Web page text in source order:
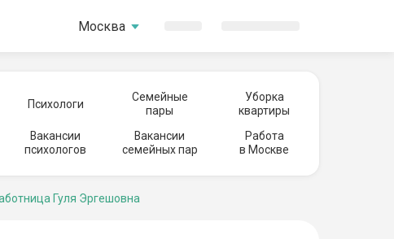
Москва
Психологи
Семейные
пары
Уборка
квартиры
Вакансии
психологов
Вакансии
семейных пар
Работа
в Москве
Гуля Эргешовна